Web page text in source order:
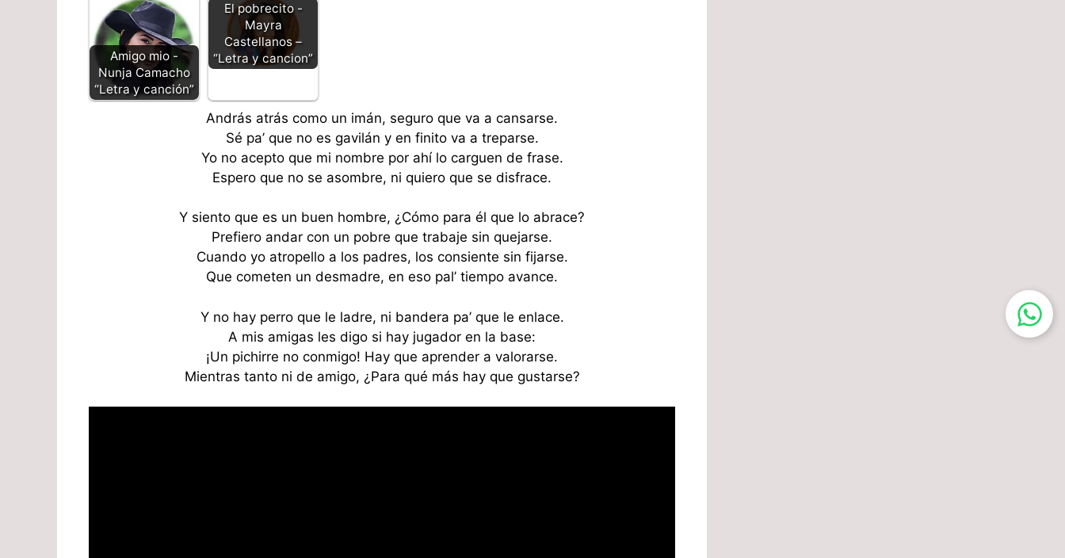
Amigo mio -
Nunja Camacho
“Letra y canción”
El pobrecito -
Mayra
Castellanos –
“Letra y cancion”
András atrás como un imán, seguro que va a cansarse.
Sé pa’ que no es gavilán y en finito va a treparse.
Yo no acepto que mi nombre por ahí lo carguen de frase.
Espero que no se asombre, ni quiero que se disfrace.
Y siento que es un buen hombre, ¿Cómo para él que lo abrace?
Prefiero andar con un pobre que trabaje sin quejarse.
Cuando yo atropello a los padres, los consiente sin fijarse.
Que cometen un desmadre, en eso pal’ tiempo avance.
Y no hay perro que le ladre, ni bandera pa’ que le enlace.
A mis amigas les digo si hay jugador en la base:
¡Un pichirre no conmigo! Hay que aprender a valorarse.
Mientras tanto ni de amigo, ¿Para qué más hay que gustarse?